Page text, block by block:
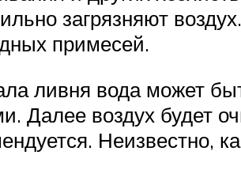
загрязняют
примесей.
ливня вода может
Далее воздух будет
Неизвестно,